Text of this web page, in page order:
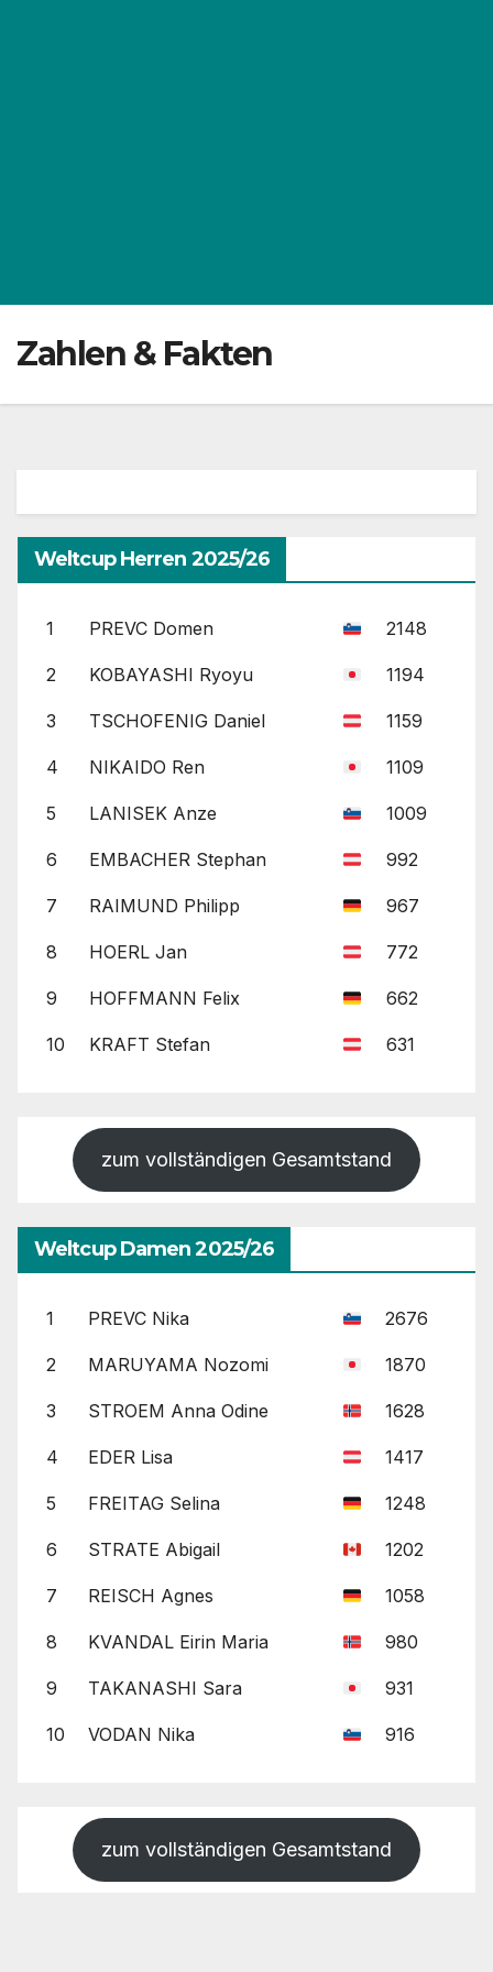
Zahlen & Fakten
Weltcup Herren 2025/26
1 PREVC Domen 2148
2 KOBAYASHI Ryoyu 1194
3 TSCHOFENIG Daniel 1159
4 NIKAIDO Ren 1109
5 LANISEK Anze 1009
6 EMBACHER Stephan 992
7 RAIMUND Philipp 967
8 HOERL Jan 772
9 HOFFMANN Felix 662
10 KRAFT Stefan 631
zum vollständigen Gesamtstand
Weltcup Damen 2025/26
1 PREVC Nika 2676
2 MARUYAMA Nozomi 1870
3 STROEM Anna Odine 1628
4 EDER Lisa 1417
5 FREITAG Selina 1248
6 STRATE Abigail 1202
7 REISCH Agnes 1058
8 KVANDAL Eirin Maria 980
9 TAKANASHI Sara 931
10 VODAN Nika 916
zum vollständigen Gesamtstand